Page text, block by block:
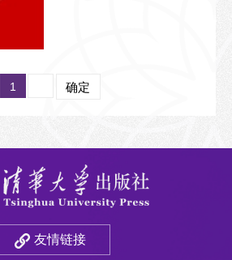
1 确定
友情链接